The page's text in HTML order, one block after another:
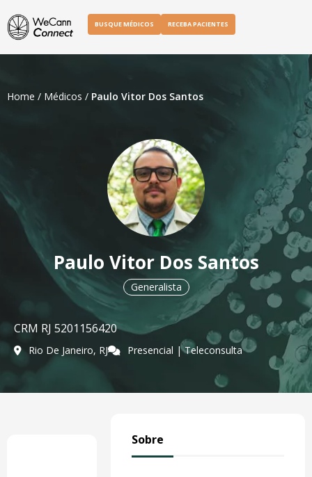
BUSQUE MÉDICOS RECEBA PACIENTES
Home / Médicos / Paulo Vitor Dos Santos
Paulo Vitor Dos Santos
Generalista
CRM RJ 5201156420
Rio De Janeiro, RJ Presencial | Teleconsulta
Sobre